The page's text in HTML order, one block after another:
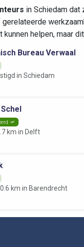
in Schiedam
gerelateerde
kunnen helpen, maar
Bureau Verwaal
in Schiedam
km in Delft
km in Barendrecht